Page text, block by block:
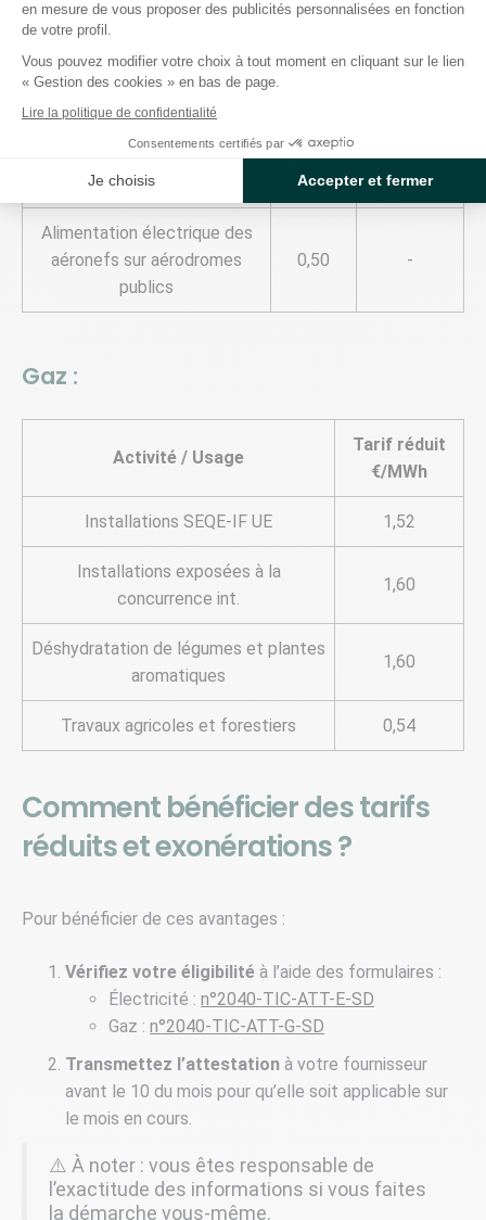
Transport collectif routier de
personnes
Alimentation à quai des engins
Manutention portuaire 0,50 -
Alimentation électrique des
aéronefs sur aérodromes
publics
0,50 -
Gaz :
Activité / Usage
Tarif réduit
€/MWh
Installations SEQE-IF UE 1,52
Installations exposées à la
concurrence int.
1,60
Déshydratation de légumes et plantes
aromatiques
1,60
Travaux agricoles et forestiers 0,54
Comment bénéficier des tarifs
réduits et exonérations ?
Pour bénéficier de ces avantages :
Vérifiez votre éligibilité à l’aide des formulaires :
Électricité : n°2040-TIC-ATT-E-SD
Gaz : n°2040-TIC-ATT-G-SD
Transmettez l’attestation à votre fournisseur
avant le 10 du mois pour qu’elle soit applicable sur
le mois en cours.
⚠️ À noter : vous êtes responsable de
l’exactitude des informations si vous faites
la démarche vous-même.
en mesure de vous proposer des publicités personnalisées en fonction
de votre profil.
Vous pouvez modifier votre choix à tout moment en cliquant sur le lien
« Gestion des cookies » en bas de page.
Lire la politique de confidentialité
Consentements certifiés par
Je choisis Accepter et fermer